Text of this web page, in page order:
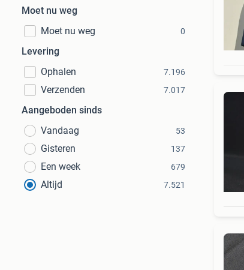
Moet nu weg
Moet nu weg
0
Levering
Ophalen
7.196
Verzenden 7.017
Aangeboden sinds
Vandaag
53
Gisteren 137
Een week 679
Altijd 7.521